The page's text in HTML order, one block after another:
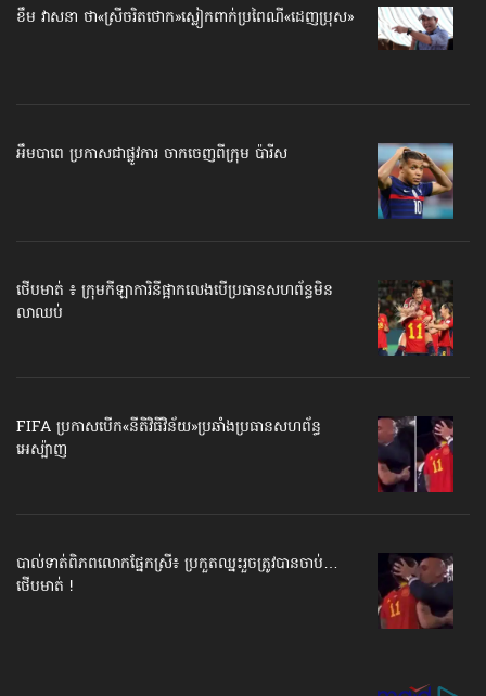
ខឹម វាសនា ថា«ស្រីចរិតថោក»​ស្លៀកពាក់ប្រពៃណី​«ដេញប្រុស»
អឹមបាពេ ប្រកាសជាផ្លូវការ ចាកចេញពីក្រុម ប៉ារីស
ថើបមាត់ ៖ ក្រុមកីឡាការិនី​ផ្អាកលេង​​បើប្រធានសហព័ន្ធ​មិន
លាឈប់
FIFA ប្រកាសបើក​«នីតិវិធីវិន័យ»​ប្រឆាំងប្រធានសហព័ន្ធ​
អេស្ប៉ាញ
បាល់ទាត់​ពិភពលោក​ផ្នែកស្រី៖ ប្រកួតឈ្នះរួច​ត្រូវបានចាប់…
ថើបមាត់ !